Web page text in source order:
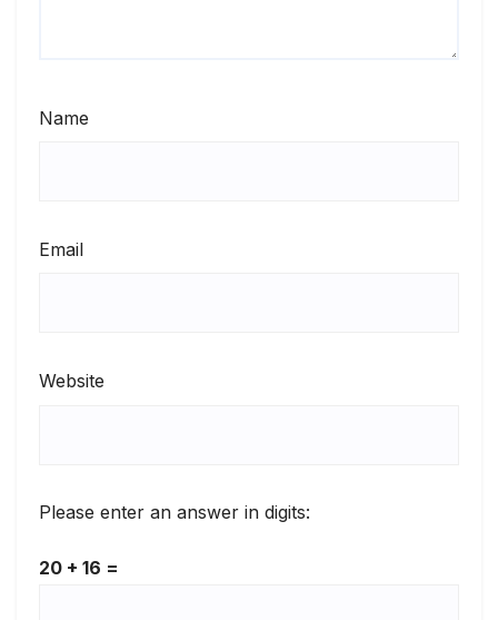
Name
Email
Website
Please enter an answer in digits:
20 + 16 =